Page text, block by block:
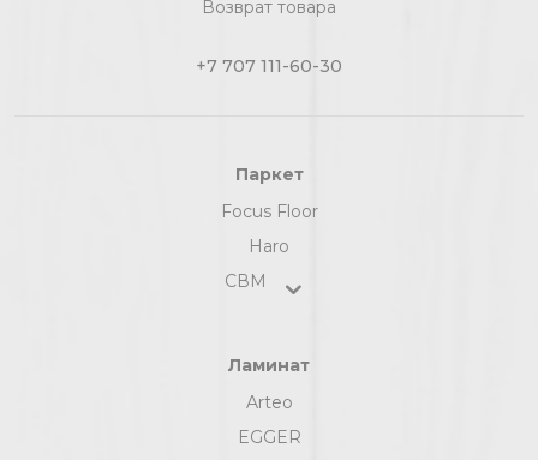
Возврат товара
+7 707 111-60-30
Паркет
Focus Floor
Haro
СВМ
Ламинат
Arteo
EGGER